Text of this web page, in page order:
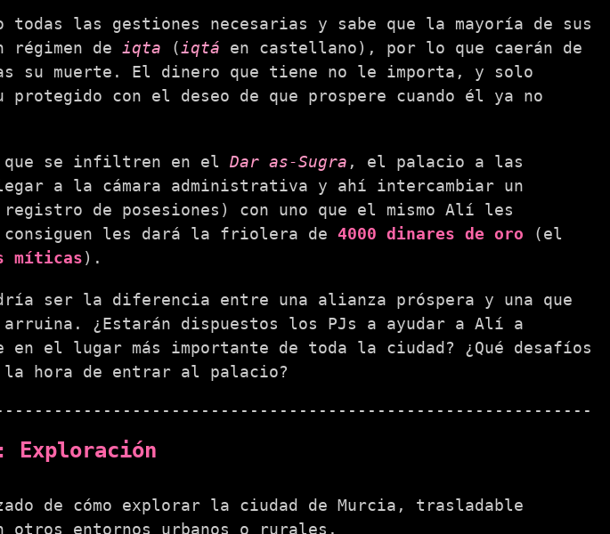
todas las gestiones necesarias y sabe que la mayoría de sus
régimen de iqta (iqtá en castellano), por lo que caerán de
su muerte. El dinero que tiene no le importa, y solo
con el deseo de que prospere cuando él ya no
que se infiltren en el Dar as-Sugra , el palacio a las
a la cámara administrativa y ahí intercambiar un
registro de posesiones) con uno que el mismo Alí les
les dará la friolera de 4000 dinares de oro (el
míticas).
ser la diferencia entre una alianza próspera y una que
arruina. ¿Estarán dispuestos los PJs a ayudar a Alí a
el lugar más importante de toda la ciudad? ¿Qué desafíos
la hora de entrar al palacio?
Exploración
de cómo explorar la ciudad de Murcia, trasladable
entornos urbanos o rurales.